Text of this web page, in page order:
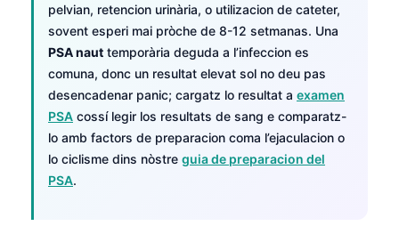
pelvian, retencion urinària, o utilizacion de cateter,
sovent esperi mai pròche de 8-12 setmanas. Una
PSA naut temporària deguda a l’infeccion es
comuna, donc un resultat elevat sol no deu pas
desencadenar panic; cargatz lo resultat a examen
PSA cossí legir los resultats de sang e comparatz-
lo amb factors de preparacion coma l’ejaculacion o
lo ciclisme dins nòstre guia de preparacion del
PSA.